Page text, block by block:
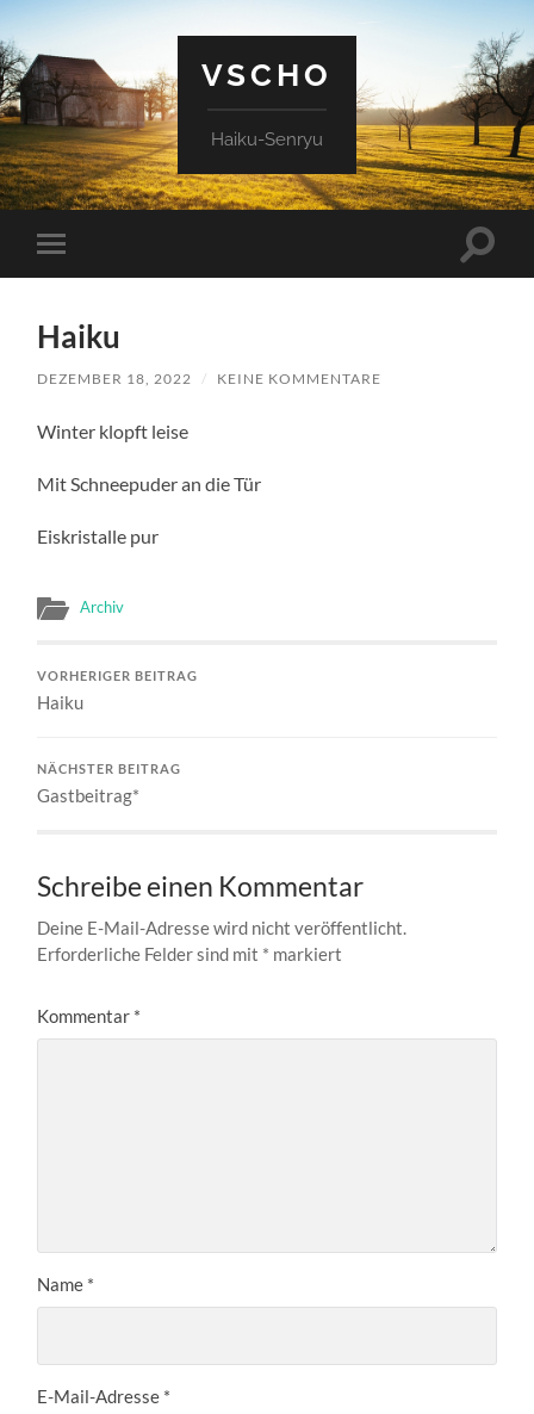
VSCHO
Haiku-Senryu
Mobile-
Menü
Haiku
DEZEMBER 18, 2022 / KEINE KOMMENTARE
Winter klopft leise
Mit Schneepuder an die Tür
Eiskristalle pur
Archiv
VORHERIGER BEITRAG
Haiku
NÄCHSTER BEITRAG
Gastbeitrag*
Schreibe einen Kommentar
Deine E-Mail-Adresse wird nicht veröffentlicht.
Erforderliche Felder sind mit * markiert
Kommentar *
Name *
E-Mail-Adresse *